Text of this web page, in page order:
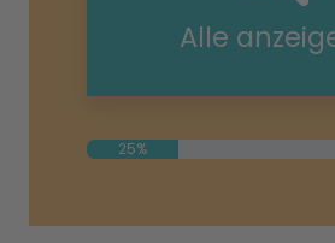
Alle
25%